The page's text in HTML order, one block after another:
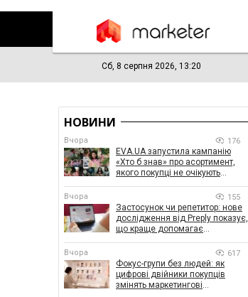
Сб, 8 серпня 2026, 13:20
НОВИНИ
Вчора 176
EVA.UA запустила кампанію
«Хто б знав» про асортимент,
якого покупці не очікують
Вчора 155
Застосунок чи репетитор: нове
дослідження від Preply показує,
що краще допомагає
Вчора 617
Фокус-групи без людей: як
цифрові двійники покупців
змінять маркетингові